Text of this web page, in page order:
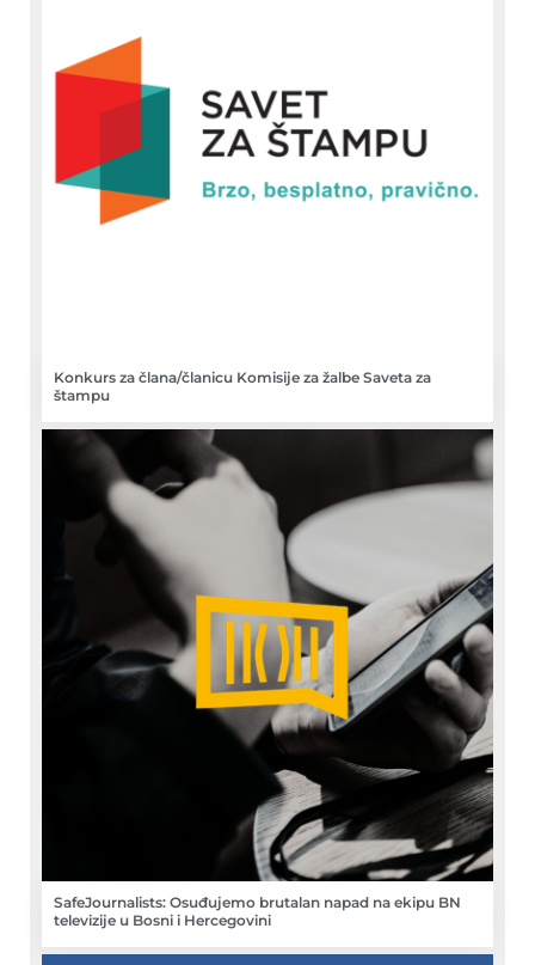
Konkurs za člana/članicu Komisije za žalbe Saveta za
štampu
SafeJournalists: Osuđujemo brutalan napad na ekipu BN
televizije u Bosni i Hercegovini